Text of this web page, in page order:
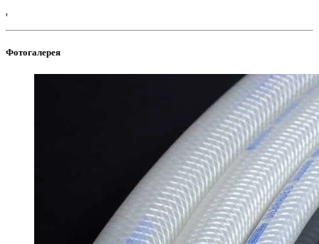
'
Фотогалерея